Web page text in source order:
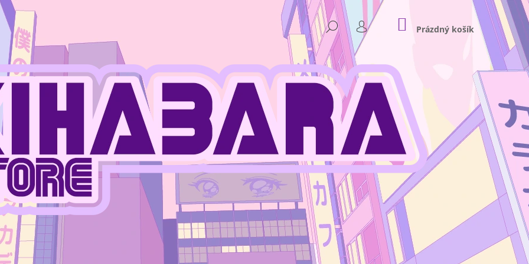
HLEDAT
PŘIHLÁŠENÍ
NÁKUPNÍ
KOŠÍK
Prázdný košík
CO POTŘEBUJETE NAJÍT?
HLEDAT
DOPORUČUJEME
KAISEN - MEGUMI FUSHIGURO ONE PIECE - MONKEY D. LUFFY GEAR 4